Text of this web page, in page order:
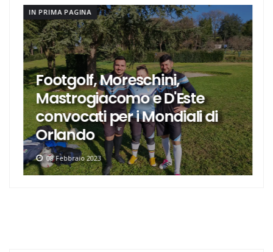
IN PRIMA PAGINA
Footgolf, Moreschini,
Mastrogiacomo e D'Este
convocati per i Mondiali di
Orlando
08 Febbraio 2023